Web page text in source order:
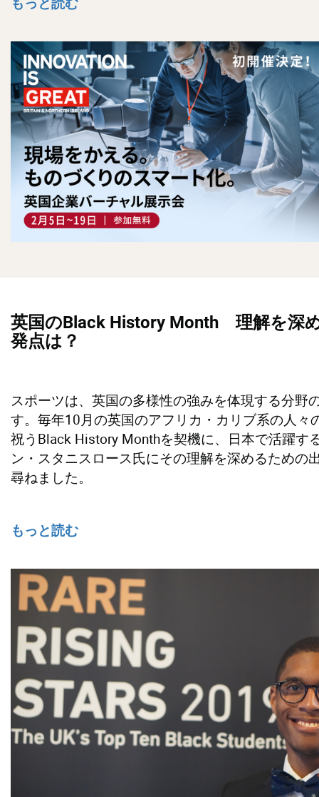
もっと読む
英国のBlack History Month 理解を深
発点は？
スポーツは、英国の多様性の強みを体現する分野
す。毎年10月の英国のアフリカ・カリブ系の人々
祝うBlack History Monthを契機に、日本で活躍す
ン・スタニスロース氏にその理解を深めるための
尋ねました。
もっと読む